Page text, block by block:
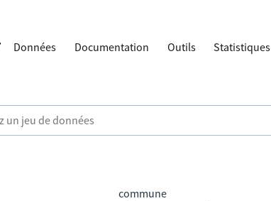
Données Documentation Outils Statistiques
commune